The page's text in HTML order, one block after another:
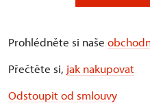
Prohlédněte si naše
Přečtěte si, jak nakupovat
Odstoupit od smlouvy